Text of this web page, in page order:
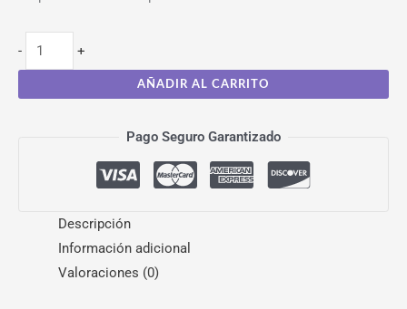
- +
AÑADIR AL CARRITO
Pago Seguro Garantizado
Descripción
Información adicional
Valoraciones (0)